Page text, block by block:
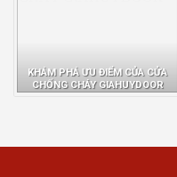
KHÁM PHÁ ƯU ĐIỂM CỦA CỬA
CHỐNG CHÁY GIAHUYDOOR